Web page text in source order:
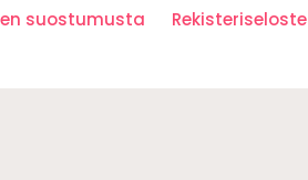
suostumusta Rekisteriseloste